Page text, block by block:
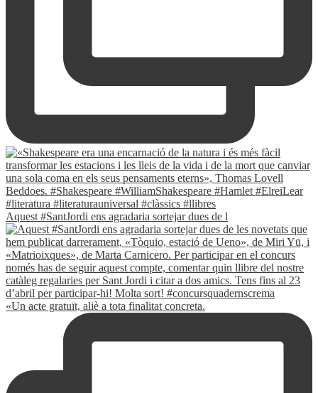
Aquest #SantJordi ens agradaria sortejar dues de l
«Un acte gratuït, aliè a tota finalitat concreta.